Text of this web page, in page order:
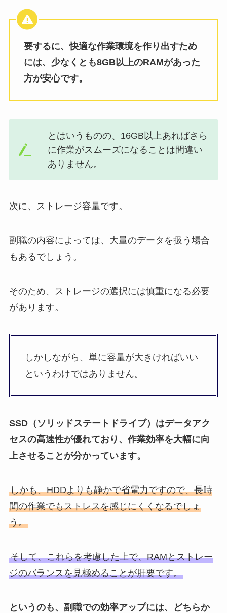
要するに、快適な作業環境を作り出すため
には、少なくとも8GB以上のRAMがあった
方が安心です。
とはいうものの、16GB以上あればさら
に作業がスムーズになることは間違い
ありません。
次に、ストレージ容量です。
副職の内容によっては、大量のデータを扱う場合
もあるでしょう。
そのため、ストレージの選択には慎重になる必要
があります。
しかしながら、単に容量が大きければいい
というわけではありません。
SSD（ソリッドステートドライブ）はデータアク
セスの高速性が優れており、作業効率を大幅に向
上させることが分かっています。
しかも、HDDよりも静かで省電力ですので、長時
間の作業でもストレスを感じにくくなるでしょ
う。
そして、これらを考慮した上で、RAMとストレー
ジのバランスを見極めることが肝要です。
というのも、副職での効率アップには、どちらか